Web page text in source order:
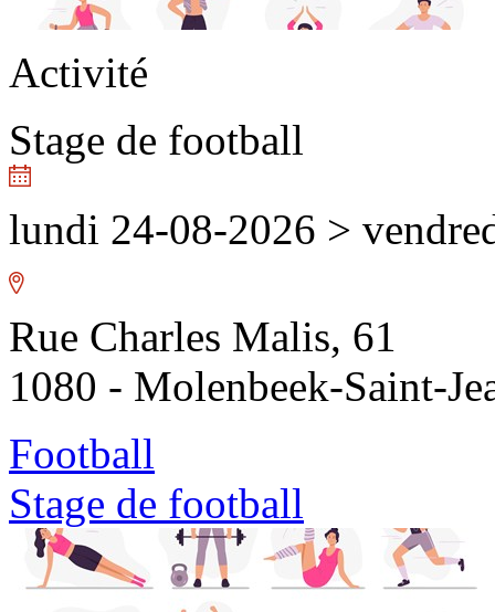
Activité
Stage de football
lundi 24-08-2026 >
Rue Charles Malis, 61
1080 - Molenbeek-Saint-
Football
Stage de football